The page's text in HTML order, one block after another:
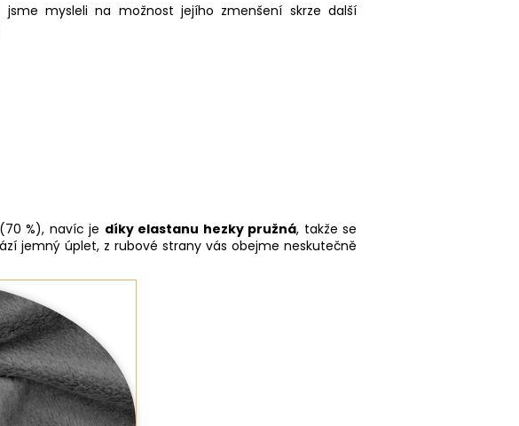
mysleli na možnost jejího zmenšení skrze další
%), navíc je díky elastanu hezky pružná, takže se
jemný úplet, z rubové strany vás obejme neskutečně